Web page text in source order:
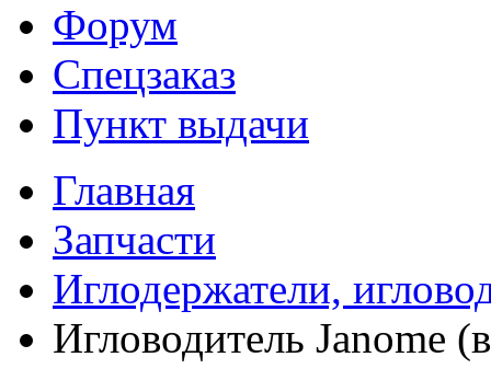
Форум
Спецзаказ
Пункт выдачи
Главная
Запчасти
Иглодержатели,
Игловодитель Janome